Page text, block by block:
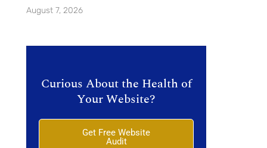
August 7, 2026
Curious About the Health of
Your Website?
Get Free Website
Audit